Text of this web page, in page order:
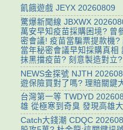
飢餓遊戲 JEYX 20260809
驚爆新聞線 JBXWX
萬安早知疫苗採購困境? 曾
密會議! 疫苗當騙票提款機?
當年秘密會議早知採購真相
抹黑擋疫苗? 刻意製造對立?
NEWS金探號 NJTH
遊保險買對了嗎? 理賠關鍵
台灣第一等 TWDYD
雄 從極寒到奇臭 發現高雄
Catch大錢潮 CDQC